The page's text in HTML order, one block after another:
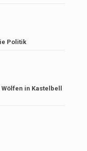
Politik
in Kastelbell